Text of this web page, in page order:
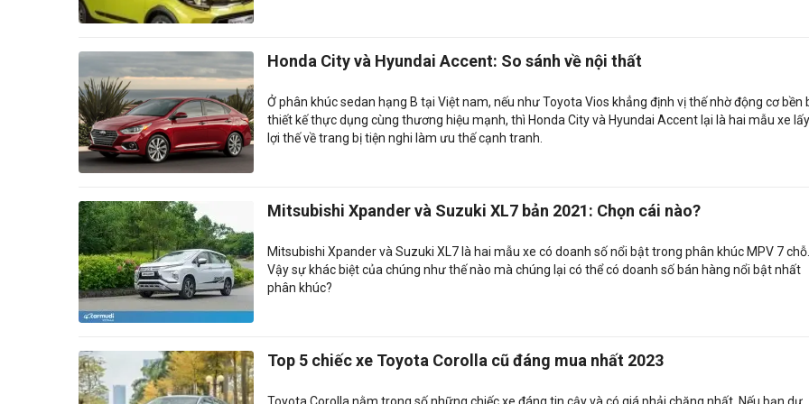
Honda City và Hyundai Accent: So sánh về nội thất
Ở phân khúc sedan hạng B tại Việt nam, nếu như Toyota Vios khẳng định vị thế nhờ động cơ bền
thiết kế thực dụng cùng thương hiệu mạnh, thì Honda City và Hyundai Accent lại là hai mẫu xe lấy
lợi thế về trang bị tiện nghi làm ưu thế cạnh tranh.
Mitsubishi Xpander và Suzuki XL7 bản 2021: Chọn cái nào?
Mitsubishi Xpander và Suzuki XL7 là hai mẫu xe có doanh số nổi bật trong phân khúc MPV 7 chỗ.
Vậy sự khác biệt của chúng như thế nào mà chúng lại có thể có doanh số bán hàng nổi bật nhất
phân khúc?
Top 5 chiếc xe Toyota Corolla cũ đáng mua nhất 2023